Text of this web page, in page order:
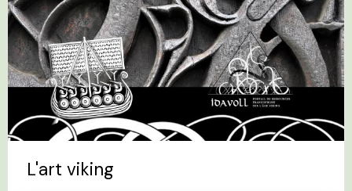
L'art viking